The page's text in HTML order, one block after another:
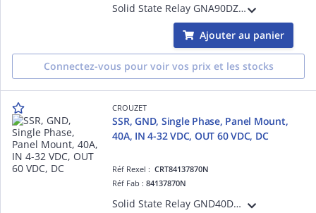
Solid State Relay GNA90DZH, GNA Essential Series, Single Phase, Panel Mount, 90A, Input Voltage 4-32 VDC, Output Voltage 660 VAC, Zero Cross, Input Protection, Resistive Loads, IP20
Ajouter au panier
Connectez-vous pour voir vos prix et les stocks
CROUZET
SSR, GND, Single Phase, Panel Mount,
40A, IN 4-32 VDC, OUT 60 VDC, DC
Réf Rexel :CRT84137870N
Réf Fab :84137870N
Solid State Relay GND40DM, GND Series, Single Phase, Panel Mount, 40A, Input Voltage 4-32 VDC, Output Voltage 60 VDC, DC, Input & Output Protection, IP20